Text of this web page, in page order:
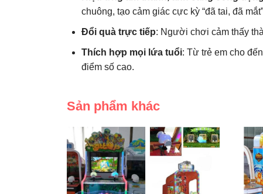
chuông, tạo cảm giác cực kỳ “đã tai, đã
Đổi quà trực tiếp: Người chơi cảm thấy
Thích hợp mọi lứa tuổi: Từ trẻ em cho
điểm số cao.
Sản phẩm khác